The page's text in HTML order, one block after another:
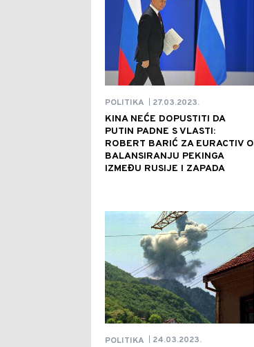
POLITIKA 27.03.2023.
KINA NEĆE DOPUSTITI DA
PUTIN PADNE S VLASTI:
ROBERT BARIĆ ZA EURACTIV O
BALANSIRANJU PEKINGA
IZMEĐU RUSIJE I ZAPADA
POLITIKA 24.03.2023.